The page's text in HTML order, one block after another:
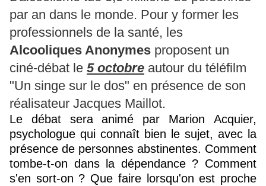
par an dans le monde. Pour y former les
professionnels de la santé, les
Alcooliques Anonymes proposent un
ciné-débat le 5 octobre autour du téléfilm
"Un singe sur le dos" en présence de son
réalisateur Jacques Maillot.
Le débat sera animé par Marion Acquier,
psychologue qui connaît bien le sujet, avec la
présence de personnes abstinentes. Comment
tombe-t-on dans la dépendance ? Comment
s'en sort-on ? Que faire lorsqu'on est proche